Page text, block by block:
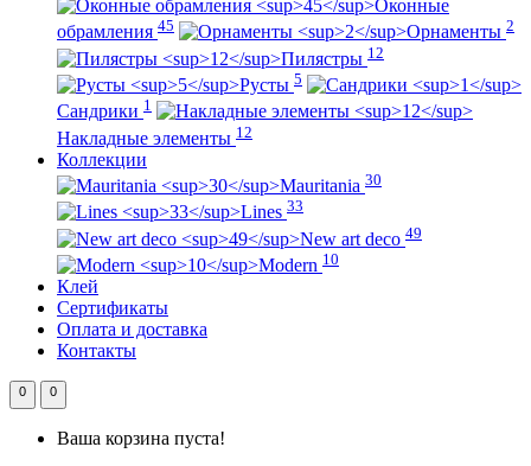
Оконные
обрамления 45 Орнаменты 2
Пилястры 12
Русты 5
Сандрики 1
Накладные элементы 12
Коллекции
Mauritania 30
Lines 33
New art deco 49
Modern 10
Клей
Сертификаты
Оплата и доставка
Контакты
0 0
Ваша корзина пуста!